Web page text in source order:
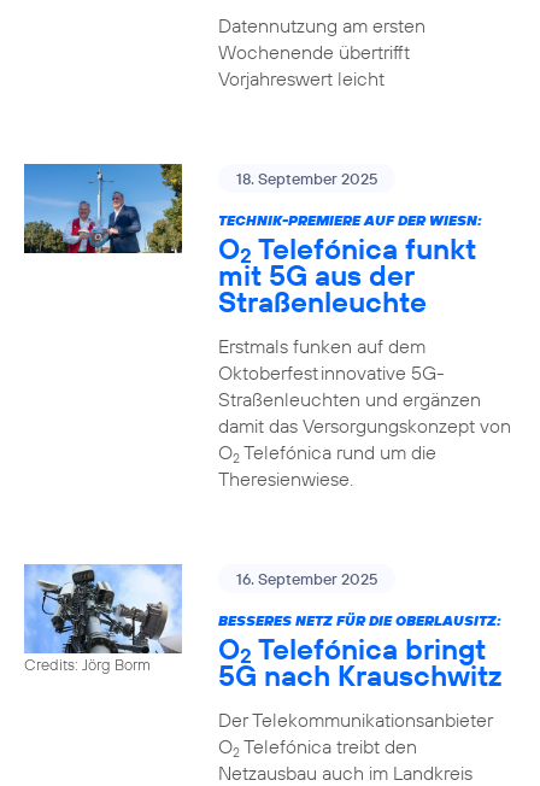
Datennutzung am ersten
Wochenende übertrifft
Vorjahreswert leicht
18. September 2025
TECHNIK-PREMIERE AUF DER WIESN:
O2 Telefónica funkt
mit 5G aus der
Straßenleuchte
Erstmals funken auf dem
Oktoberfest innovative 5G-
Straßenleuchten und ergänzen
damit das Versorgungskonzept von
O2Telefónica rund um die
Theresienwiese.
Credits: Jörg Borm
16. September 2025
BESSERES NETZ FÜR DIE OBERLAUSITZ:
O2 Telefónica bringt
5G nach Krauschwitz
Der Telekommunikationsanbieter
O2Telefónica treibt den
Netzausbau auch im Landkreis